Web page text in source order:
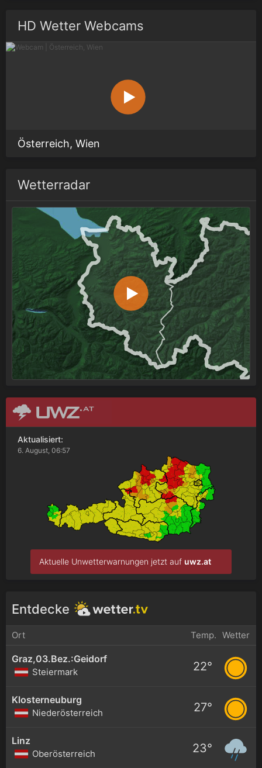
HD Wetter Webcams
Österreich, Wien
Wetterradar
Aktualisiert:
6. August, 06:57
Aktuelle Unwetterwarnungen jetzt auf uwz.at
Entdecke
Ort Temp. Wetter
Graz,03.Bez.:Geidorf
Steiermark 22°
Klosterneuburg
Niederösterreich 27°
Linz
Oberösterreich 23°